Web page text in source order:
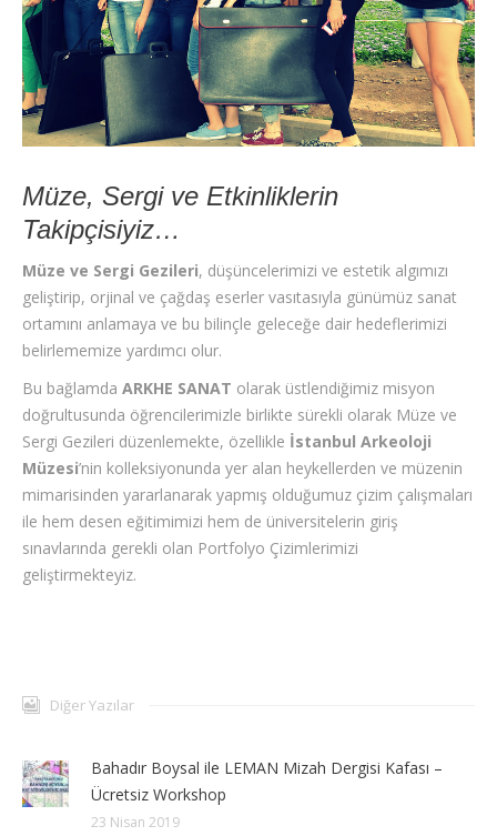
İLETİŞİM
Müze, Sergi ve Etkinliklerin
Takipçisiyiz…
Müze ve Sergi Gezileri, düşüncelerimizi ve estetik algımızı
geliştirip, orjinal ve çağdaş eserler vasıtasıyla günümüz sanat
ortamını anlamaya ve bu bilinçle geleceğe dair hedeflerimizi
belirlememize yardımcı olur.
Bu bağlamda ARKHE SANAT olarak üstlendiğimiz misyon
doğrultusunda öğrencilerimizle birlikte sürekli olarak Müze ve
Sergi Gezileri düzenlemekte, özellikle İstanbul Arkeoloji
Müzesi’nin kolleksiyonunda yer alan heykellerden ve müzenin
mimarisinden yararlanarak yapmış olduğumuz çizim çalışmaları
ile hem desen eğitimimizi hem de üniversitelerin giriş
sınavlarında gerekli olan Portfolyo Çizimlerimizi
geliştirmekteyiz.
Diğer Yazılar
Bahadır Boysal ile LEMAN Mizah Dergisi Kafası –
Ücretsiz Workshop
23 Nisan 2019